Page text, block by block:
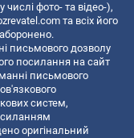
числі фото- та відео-),
та всіх його
письмового дозволу
посилання на сайт
письмового
систем,
оригінальний